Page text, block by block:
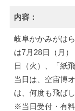
内容：
岐阜かかみがは
は7月28日（月
日（火）、「紙
当日は、空宙博
は、何度も飛ば
※当日受付・有料